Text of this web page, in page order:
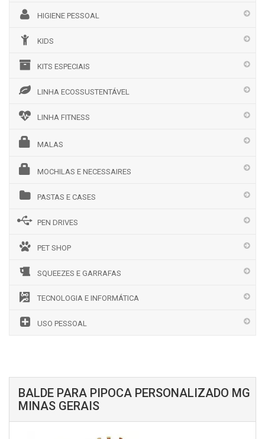
HIGIENE PESSOAL
KIDS
KITS ESPECIAIS
LINHA ECOSSUSTENTÁVEL
LINHA FITNESS
MALAS
MOCHILAS E NECESSAIRES
PASTAS E CASES
PEN DRIVES
PET SHOP
SQUEEZES E GARRAFAS
TECNOLOGIA E INFORMÁTICA
USO PESSOAL
BALDE PARA PIPOCA PERSONALIZADO MG
MINAS GERAIS